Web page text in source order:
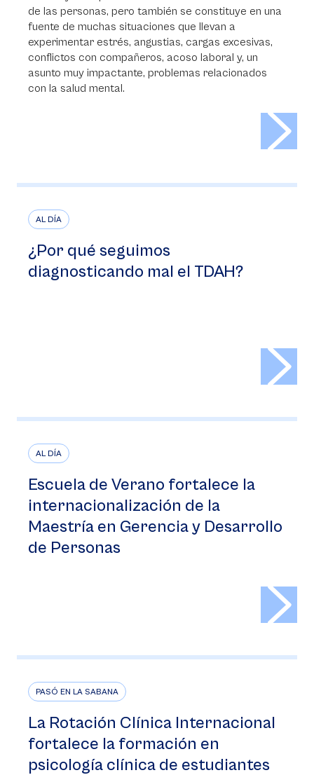
de las personas, pero también se constituye en una
fuente de muchas situaciones que llevan a
experimentar estrés, angustias, cargas excesivas,
conflictos con compañeros, acoso laboral y, un
asunto muy impactante, problemas relacionados
con la salud mental.
AL DÍA
¿Por qué seguimos
diagnosticando mal el TDAH?
AL DÍA
Escuela de Verano fortalece la
internacionalización de la
Maestría en Gerencia y Desarrollo
de Personas
PASÓ EN LA SABANA
La Rotación Clínica Internacional
fortalece la formación en
psicología clínica de estudiantes